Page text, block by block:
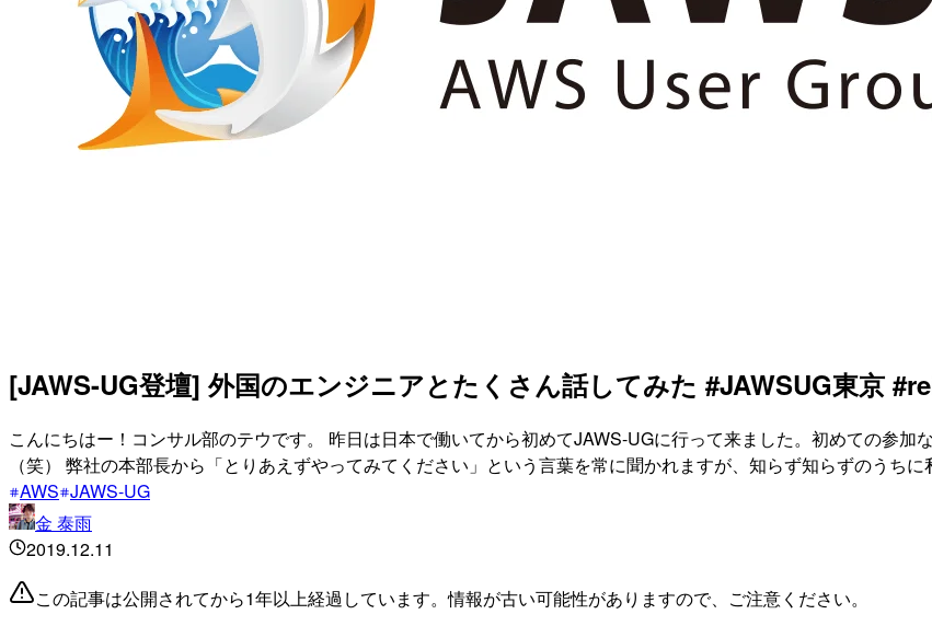
[JAWS-UG登壇] 外国のエンジニアとたくさん話してみた #JAWSUG東京
こんにちはー！コンサル部のテウです。 昨日は日本で働いてから初めてJAWS-UGに行って来ました。初めての参加
（笑） 弊社の本部長から「とりあえずやってみてください」という言葉を常に聞かれますが、知らず知らずのうちに
AWS JAWS-UG
金 泰雨
2019.12.11
この記事は公開されてから1年以上経過しています。情報が古い可能性がありますので、ご注意ください。